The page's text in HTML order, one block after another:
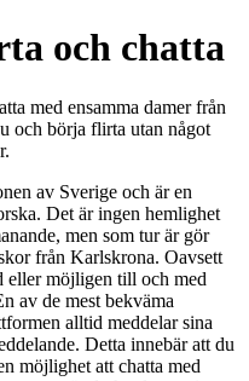
och chatta
med ensamma damer från
och börja flirta utan något
av Sverige och är en
Det är ingen hemlighet
men som tur är gör
från Karlskrona. Oavsett
eller möjligen till och med
av de mest bekväma
alltid meddelar sina
Detta innebär att du
möjlighet att chatta med